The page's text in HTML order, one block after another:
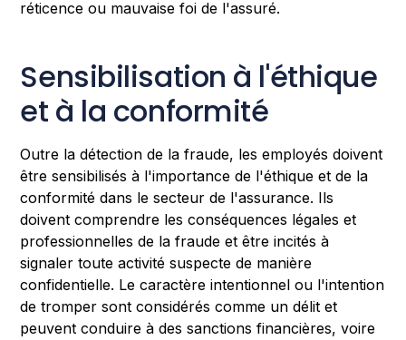
réticence ou mauvaise foi de l'assuré.
Sensibilisation à l'éthique
et à la conformité
Outre la détection de la fraude, les employés doivent
être sensibilisés à l'importance de l'éthique et de la
conformité dans le secteur de l'assurance. Ils
doivent comprendre les conséquences légales et
professionnelles de la fraude et être incités à
signaler toute activité suspecte de manière
confidentielle. Le caractère intentionnel ou l'intention
de tromper sont considérés comme un délit et
peuvent conduire à des sanctions financières, voire